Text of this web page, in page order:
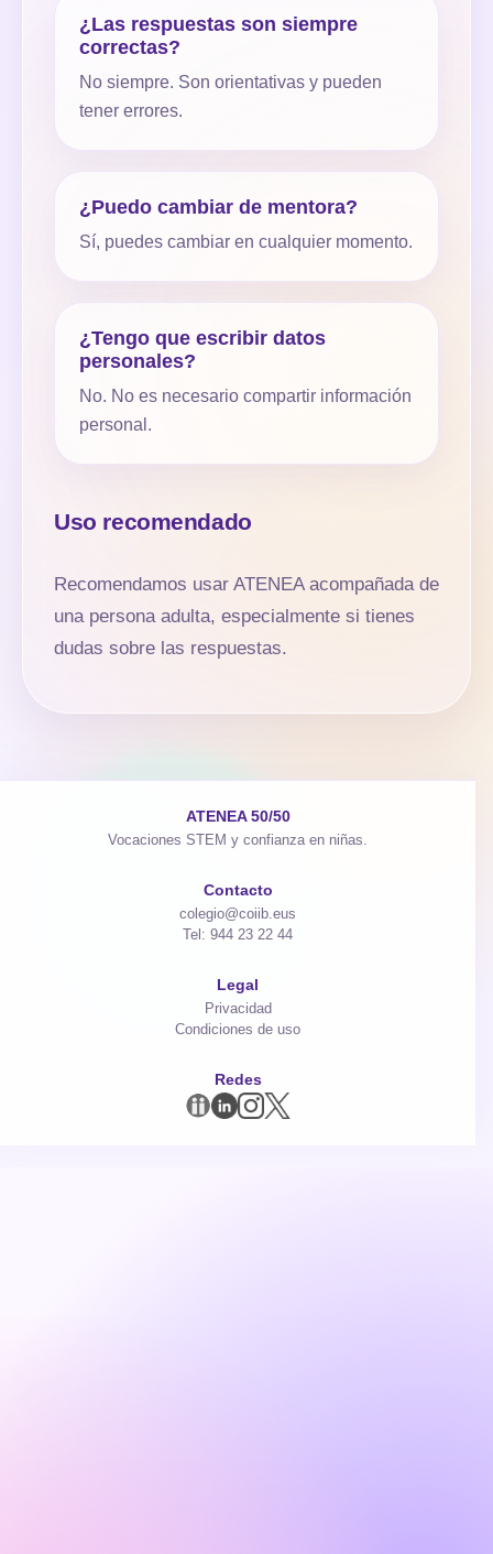
¿Las respuestas son siempre
correctas?
No siempre. Son orientativas y pueden
tener errores.
¿Puedo cambiar de mentora?
Sí, puedes cambiar en cualquier momento.
¿Tengo que escribir datos
personales?
No. No es necesario compartir información
personal.
Uso recomendado
Recomendamos usar ATENEA acompañada de
una persona adulta, especialmente si tienes
dudas sobre las respuestas.
ATENEA 50/50
Vocaciones STEM y confianza en niñas.
Contacto
colegio@coiib.eus
Tel: 944 23 22 44
Legal
Privacidad
Condiciones de uso
Redes